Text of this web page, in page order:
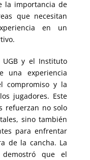
la importancia de
que necesitan
en un
y el Instituto
una experiencia
compromiso y la
jugadores. Este
refuerzan no solo
sino también
para enfrentar
de la cancha. La
demostró que el